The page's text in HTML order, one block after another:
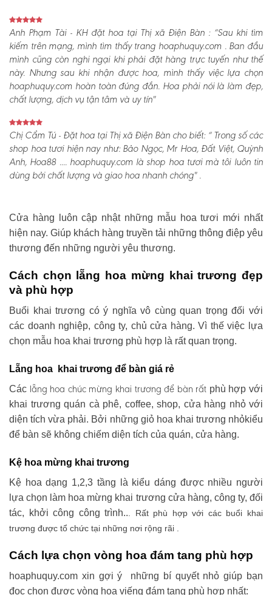
Anh Phạm Tài - KH đặt hoa tại Thị xã Điện Bàn :“Sau khi tìm
kiếm trên mạng, mình tìm thấy trang hoaphuquy.com . Ban đầu
mình cũng còn nghi ngại khi phải đặt hàng trực tuyến như thế
này. Nhưng sau khi nhận được hoa, mình thấy việc lựa chọn
hoaphuquy.com hoàn toàn đúng đắn. Hoa phải nói là làm đẹp,
chất lượng, dịch vụ tận tâm và uy tín"
Chị Cẩm Tú - Đặt hoa tại Thị xã Điện Bàn cho biết:“ Trong số các
shop hoa tươi hiện nay như: Bảo Ngọc, Mr Hoa, Đất Việt, Quỳnh
Anh, Hoa88 .... hoaphuquy.com là shop hoa tươi mà tôi luôn tin
dùng bởi chất lượng và giao hoa nhanh chóng" .
Cửa hàng luôn cập nhật những mẫu hoa tươi mới nhất
hiện nay. Giúp khách hàng truyền tải những thông điệp yêu
thương đến những người yêu thương.
Cách chọn lẵng hoa mừng khai trương đẹp
và phù hợp
Buổi khai trương có ý nghĩa vô cùng quan trọng đối với
các doanh nghiệp, công ty, chủ cửa hàng. Vì thế việc lựa
chọn mẫu hoa khai trương phù hợp là rất quan trọng.
Lẵng hoa khai trương để bàn giá rẻ
Các lẵng hoa chúc mừng khai trương để bàn rất phù hợp với
khai trương quán cà phê, coffee, shop, cửa hàng nhỏ với
diện tích vừa phải. Bởi những giỏ hoa khai trương nhỏkiểu
để bàn sẽ không chiếm diện tích của quán, cửa hàng.
Kệ hoa mừng khai trương
Kệ hoa dạng 1,2,3 tầng là kiểu dáng được nhiều người
lựa chọn làm hoa mừng khai trương cửa hàng, công ty, đối
tác, khởi công công trình.. . Rất phù hợp với các buổi khai
trương được tổ chức tại những nơi rộng rãi .
Cách lựa chọn vòng hoa đám tang phù hợp
hoaphuquy.com xin gợi ý những bí quyết nhỏ giúp bạn
đọc chọn được vòng hoa viếng đám tang phù hợp nhất: